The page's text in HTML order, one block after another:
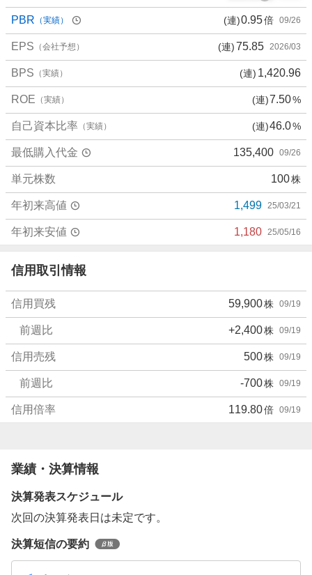
PBR （実績） (連)0.95倍 09/26
EPS （会社予想） (連)75.85 2026/03
BPS （実績） (連) 1,420.96
ROE （実績） (連)7.50%
自己資本比率 （実績） (連)46.0%
最低購入代金 135,400 09/26
単元株数 100株
年初来高値 1,499 25/03/21
年初来安値 1,180 25/05/16
信用取引情報
信用買残 59,900株 09/19
前週比 +2,400株 09/19
信用売残 500株 09/19
前週比 -700株 09/19
信用倍率 119.80倍 09/19
業績・決算情報
決算発表スケジュール
次回の決算発表日は未定です。
決算短信の要約